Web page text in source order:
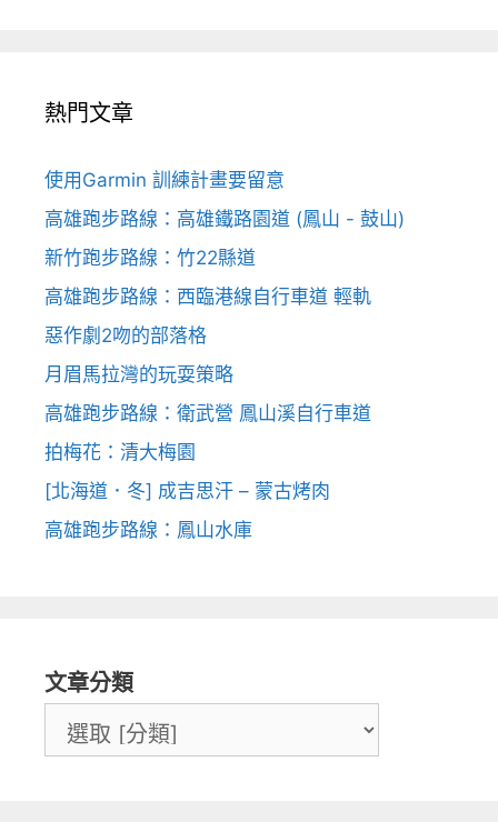
熱門文章
使用Garmin 訓練計畫要留意
高雄跑步路線：高雄鐵路園道 (鳳山 - 鼓山)
新竹跑步路線：竹22縣道
高雄跑步路線：西臨港線自行車道 輕軌
惡作劇2吻的部落格
月眉馬拉灣的玩耍策略
高雄跑步路線：衛武營 鳳山溪自行車道
拍梅花：清大梅園
[北海道．冬] 成吉思汗 – 蒙古烤肉
高雄跑步路線：鳳山水庫
文章分類